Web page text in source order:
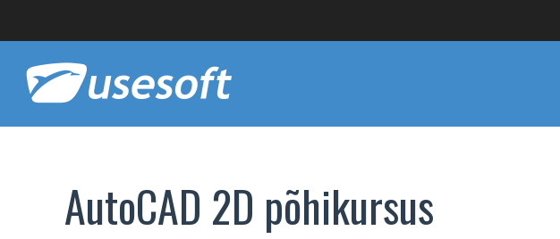
AutoCAD 2D põhikursus